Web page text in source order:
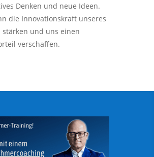
Denken und neue Ideen.
die Innovationskraft unseres
stärken und uns einen
verschaffen.